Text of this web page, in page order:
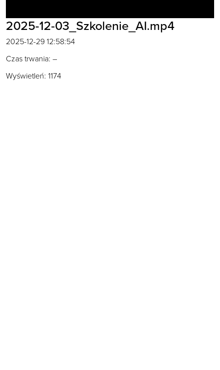
2025-12-03_Szkolenie_AI.mp4
2025-12-29 12:58:54
Czas trwania: –
Wyświetleń: 1174